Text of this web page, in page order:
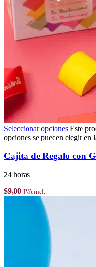
Seleccionar opciones Este
opciones se pueden elegir en
Cajita de Regalo con
24 horas
$9,00 IVA incl.